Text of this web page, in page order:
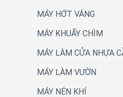
MÁY HỚT VÁNG
MÁY KHUẤY CHÌM
MÁY LÀM CỬA NHỰA
MÁY LÀM VƯỜN
MÁY NÉN KHÍ